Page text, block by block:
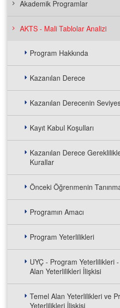
Akademik Programlar
AKTS - Mali Tablolar Analizi
Program Hakkında
Kazanılan Derece
Kazanılan Derecenin
Kayıt Kabul Koşulları
Kazanılan Derece
Kurallar
Önceki Öğrenmenin
Programın Amacı
Program Yeterlilikleri
UYÇ - Program Yeterlilikleri
Alan Yeterlilikleri İlişkisi
Temel Alan Yeterlilikleri ve
Yeterlilikleri İlişkisi